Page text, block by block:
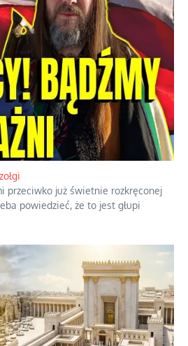
Korporacyjny wyścig kontra domowa
harmonia rodziny
Zimny prysznic na złote emocje